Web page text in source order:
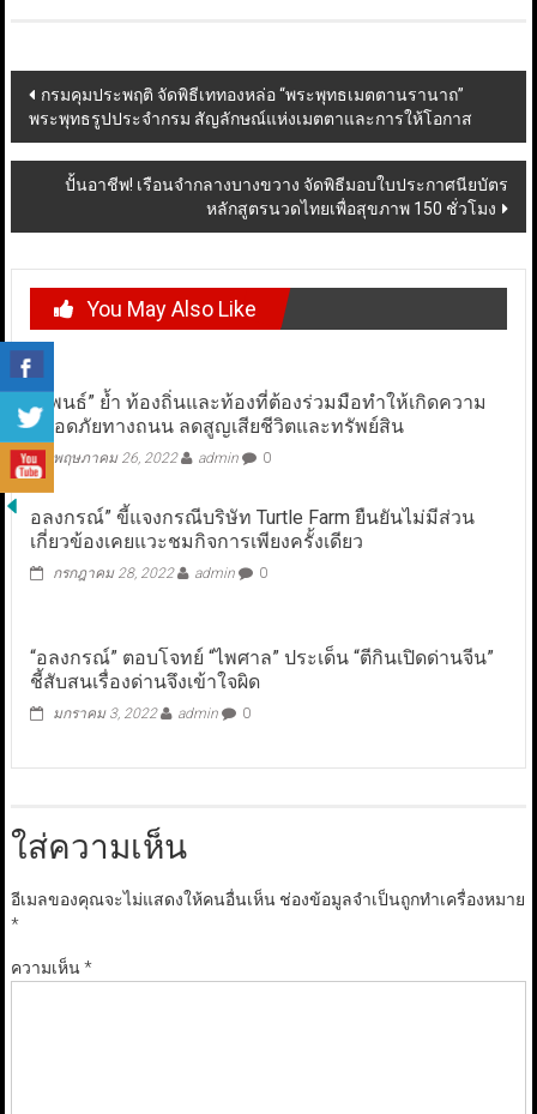
Post
navigation
กรมคุมประพฤติ จัดพิธีเททองหล่อ “พระพุทธเมตตานรานาถ”
พระพุทธรูปประจำกรม สัญลักษณ์แห่งเมตตาและการให้โอกาส
ปั้นอาชีพ! เรือนจำกลางบางขวาง จัดพิธีมอบใบประกาศนียบัตร
หลักสูตรนวดไทยเพื่อสุขภาพ 150 ชั่วโมง
You May Also Like
“นิพนธ์” ย้ำ ท้องถิ่นและท้องที่ต้องร่วมมือทำให้เกิดความ
ปลอดภัยทางถนน ลดสูญเสียชีวิตและทรัพย์สิน
พฤษภาคม 26, 2022 admin 0
อลงกรณ์” ขี้แจงกรณีบริษัท Turtle Farm ยืนยันไม่มีส่วน
เกี่ยวข้องเคยแวะชมกิจการเพียงครั้งเดียว
กรกฎาคม 28, 2022 admin 0
“อลงกรณ์” ตอบโจทย์ “ไพศาล” ประเด็น “ตีกินเปิดด่านจีน”
ชี้สับสนเรื่องด่านจึงเข้าใจผิด
มกราคม 3, 2022 admin 0
ใส่ความเห็น
อีเมลของคุณจะไม่แสดงให้คนอื่นเห็น ช่องข้อมูลจำเป็นถูกทำเครื่องหมาย
*
ความเห็น*